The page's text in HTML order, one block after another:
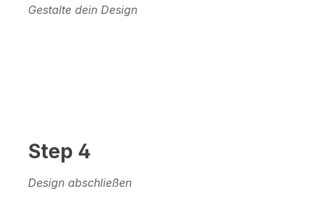
Gestalte dein Design
Step 4
Design abschließen